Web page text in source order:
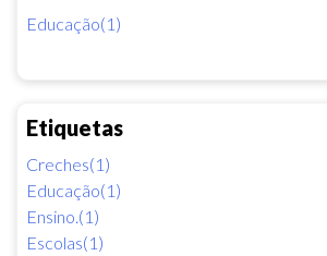
Educação(1)
Etiquetas
Creches(1)
Educação(1)
Ensino.(1)
Escolas(1)